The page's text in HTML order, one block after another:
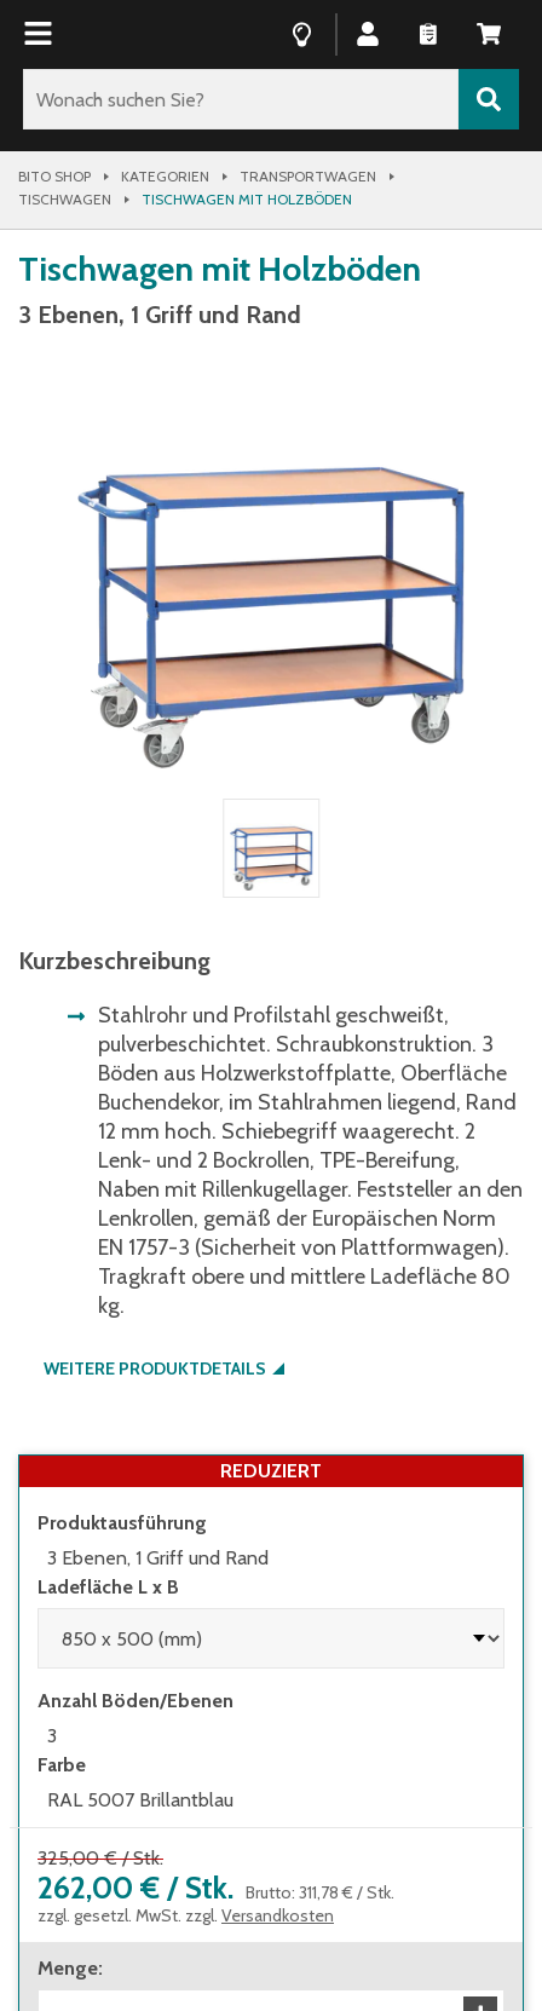
BITO SHOP KATEGORIEN
TRANSPORTWAGEN
TISCHWAGEN
TISCHWAGEN MIT HOLZBÖDEN
Tischwagen mit Holzböden
3 Ebenen, 1 Griff und Rand
Kurzbeschreibung
Stahlrohr und Profilstahl geschweißt,
pulverbeschichtet. Schraubkonstruktion. 3
Böden aus Holzwerkstoffplatte, Oberfläche
Buchendekor, im Stahlrahmen liegend, Rand
12 mm hoch. Schiebegriff waagerecht. 2
Lenk- und 2 Bockrollen, TPE-Bereifung,
Naben mit Rillenkugellager. Feststeller an den
Lenkrollen, gemäß der Europäischen Norm
EN 1757-3 (Sicherheit von Plattformwagen).
Tragkraft obere und mittlere Ladefläche 80
kg.
WEITERE PRODUKTDETAILS
REDUZIERT
Produktausführung
3 Ebenen, 1 Griff und Rand
Ladefläche L x B
Anzahl Böden/Ebenen
3
Farbe
RAL 5007 Brillantblau
325,00 € /Stk.
262,00 € / Stk. Brutto: 311,78 € /Stk.
zzgl. gesetzl. MwSt. zzgl. Versandkosten
Menge: